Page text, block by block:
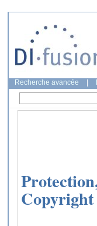
Recherche avancée
Copyright